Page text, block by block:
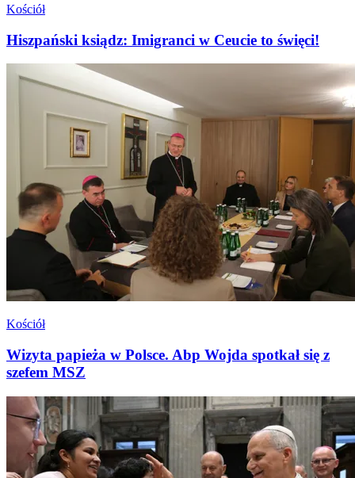
Kościół
Hiszpański ksiądz: Imigranci w Ceucie to święci!
Kościół
Wizyta papieża w Polsce. Abp Wojda spotkał się z
szefem MSZ